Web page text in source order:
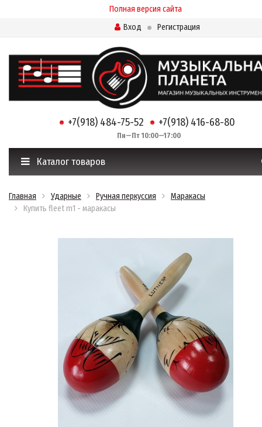
Полная версия сайта
Вход
Регистрация
+7(918) 484-75-52 +7(918) 416-68-80
Пн—Пт 10:00—17:00
Каталог товаров
Главная Ударные Ручная перкуссия
Маракасы
Купить fleet m1 - маракасы